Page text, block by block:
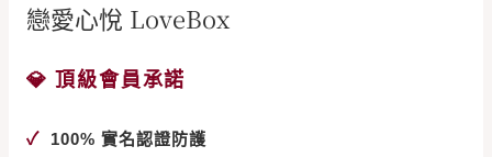
戀愛心悅 LoveBox
💎 頂級會員承諾
✓ 100% 實名認證防護